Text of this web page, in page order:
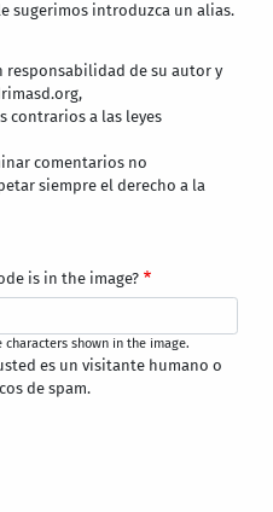
sugerimos introduzca un alias.
responsabilidad de su autor y
contrarios a las leyes
comentarios no
siempre el derecho a la
is in the image?
characters shown in the image.
es un visitante humano o
de spam.